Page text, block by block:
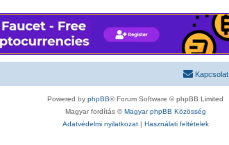
Kapcsolat
Powered by phpBB® Forum Software © phpBB Limited
Magyar fordítás ©Magyar phpBB Közösség
Adatvédelmi nyilatkozat| Használati feltételek